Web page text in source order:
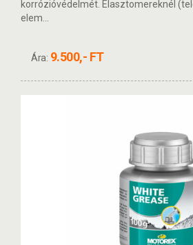
korrózióvédelmét. Elasztomereknél
elem...
Ára: 9.500,- FT